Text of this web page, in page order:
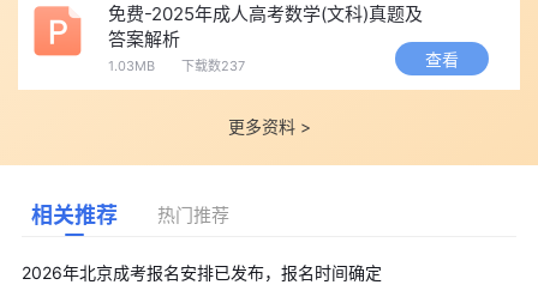
免费-2025年成人高考数学(文科)真题及
答案解析
1.03MB 下载数237 查看
更多资料 >
相关推荐 热门推荐
2026年北京成考报名安排已发布，报名时间确定